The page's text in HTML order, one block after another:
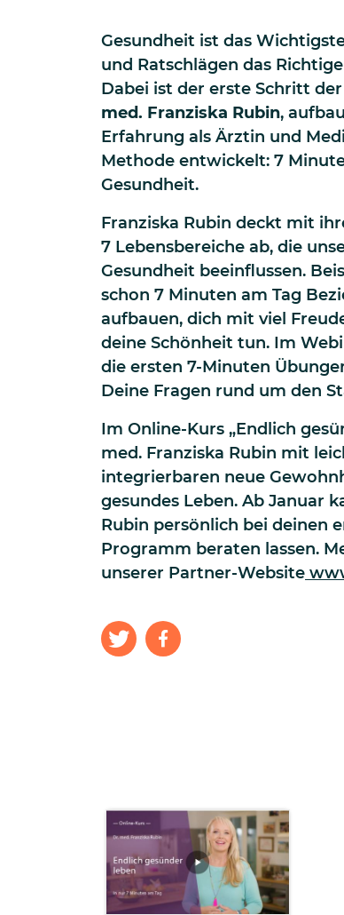
Gesundheit ist das
und Ratschlägen das
Dabei ist der erste Schritt
med. Franziska Rubin,
Erfahrung als Ärztin und
Methode entwickelt: 7
Gesundheit.
Franziska Rubin deckt mit
7 Lebensbereiche ab, die
Gesundheit beeinflussen.
schon 7 Minuten am Tag
aufbauen, dich mit viel
deine Schönheit tun. Im
die ersten 7-Minuten
Deine Fragen rund um den
Im Online-Kurs „Endlich
med. Franziska Rubin mit
integrierbaren neue
gesundes Leben. Ab Januar
Rubin persönlich bei deinen
Programm beraten lassen.
unserer Partner-Website